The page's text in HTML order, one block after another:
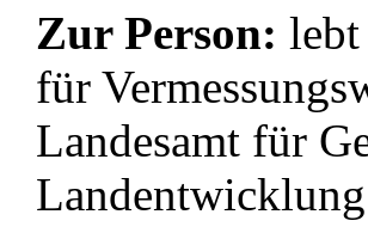
Zur Person:
für
Landesamt für